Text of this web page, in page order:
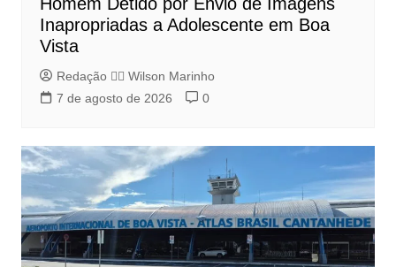
Inapropriadas a Adolescente em Boa
Vista
Redação 👨‍⚖️​ Wilson Marinho
7 de agosto de 2026
0